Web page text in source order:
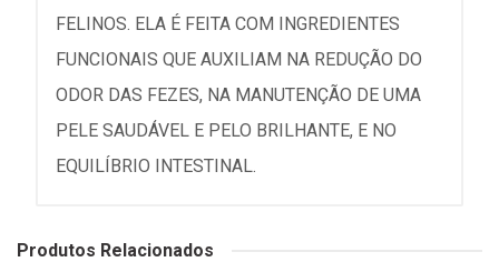
FELINOS. ELA É FEITA COM INGREDIENTES
FUNCIONAIS QUE AUXILIAM NA REDUÇÃO DO
ODOR DAS FEZES, NA MANUTENÇÃO DE UMA
PELE SAUDÁVEL E PELO BRILHANTE, E NO
EQUILÍBRIO INTESTINAL.
Produtos Relacionados